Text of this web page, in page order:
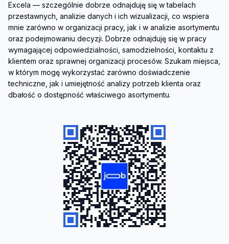
Excela — szczególnie dobrze odnajduję się w tabelach
przestawnych, analizie danych i ich wizualizacji, co wspiera
mnie zarówno w organizacji pracy, jak i w analizie asortymentu
oraz podejmowaniu decyzji. Dobrze odnajduję się w pracy
wymagającej odpowiedzialności, samodzielności, kontaktu z
klientem oraz sprawnej organizacji procesów. Szukam miejsca,
w którym mogę wykorzystać zarówno doświadczenie
techniczne, jak i umiejętność analizy potrzeb klienta oraz
dbałość o dostępność właściwego asortymentu.